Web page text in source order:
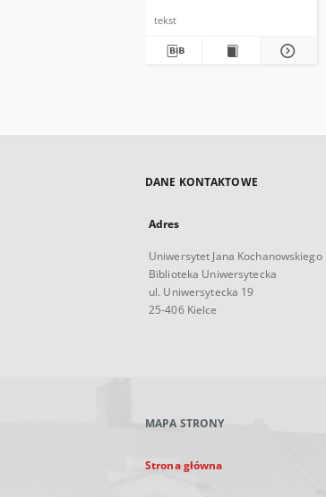
tekst
DANE KONTAKTOWE
Adres
Uniwersytet Jana Kochanowskiego
Biblioteka Uniwersytecka
ul. Uniwersytecka 19
25-406 Kielce
MAPA STRONY
Strona główna